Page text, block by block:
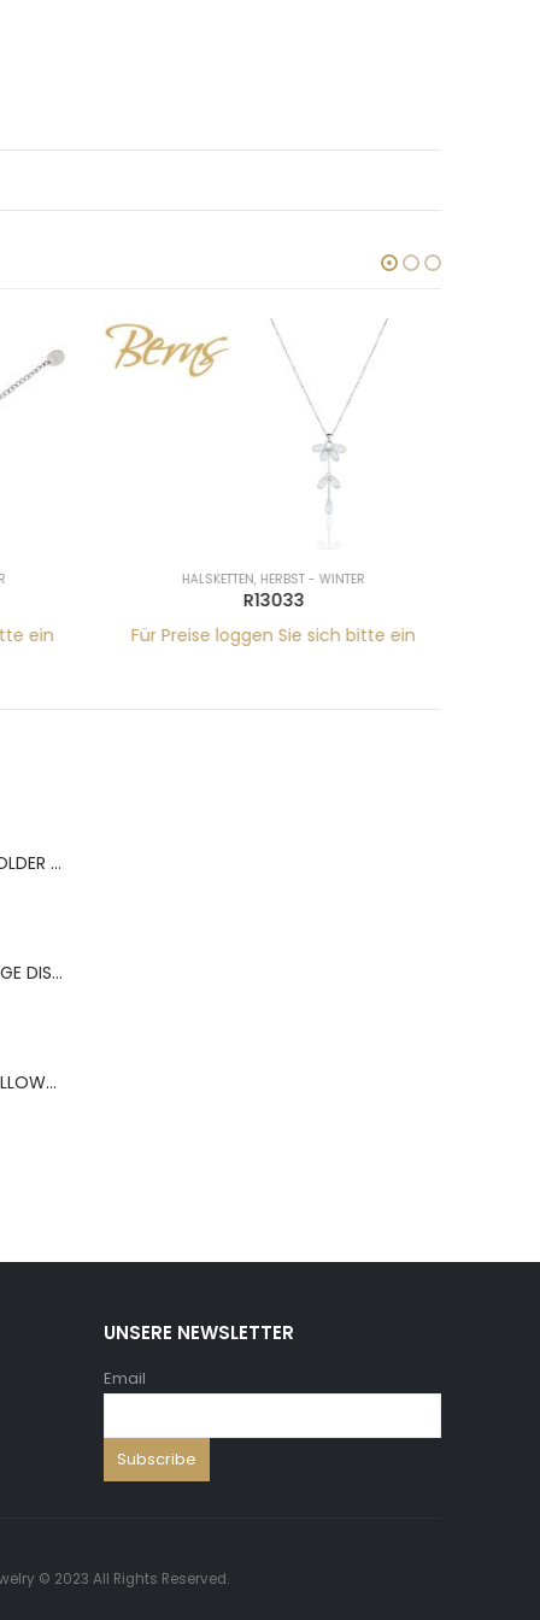
ein
HALSKETTEN, HERBST - WINTER
R13033
Für Preise loggen Sie sich bitte ein
BERNS ACR.RING HOLDER 180*120MM FOR 9 RINGS
BERNS ACR.OHRRINGE DISP. 130*320MM FOR 36 PAIRS
BERNS ARMBAND PILLOW+HOLD.8*8 ,5 WH.PU
UNSERE NEWSLETTER
Email
© 2023 All Rights Reserved.